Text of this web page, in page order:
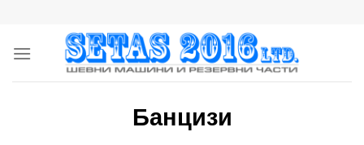
content
Банцизи